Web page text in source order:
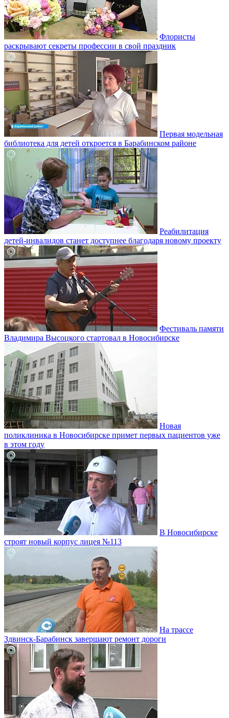
Флористы
раскрывают секреты профессии в свой праздник
Первая модельная
библиотека для детей откроется в Барабинском районе
Реабилитация
детей-инвалидов станет доступнее благодаря новому проекту
Фестиваль памяти
Владимира Высоцкого стартовал в Новосибирске
Новая
поликлиника в Новосибирске примет первых пациентов уже
в этом году
В Новосибирске
строят новый корпус лицея №113
На трассе
Здвинск-Барабинск завершают ремонт дороги